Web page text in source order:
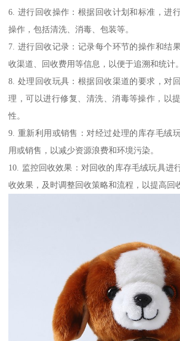
6. 进行回收操作：根据回收计划和标准，进
操作，包括清洗、消毒、包装等。
7. 进行回收记录：记录每个环节的操作和结
收渠道、回收费用等信息，以便于追溯和统计。
8. 处理回收玩具：根据回收渠道的要求，对
理，可以进行修复、清洗、消毒等操作，以
性。
9. 重新利用或销售：对经过处理的库存毛绒
用或销售，以减少资源浪费和环境污染。
10. 监控回收效果：对回收的库存毛绒玩具进
收效果，及时调整回收策略和流程，以提高回